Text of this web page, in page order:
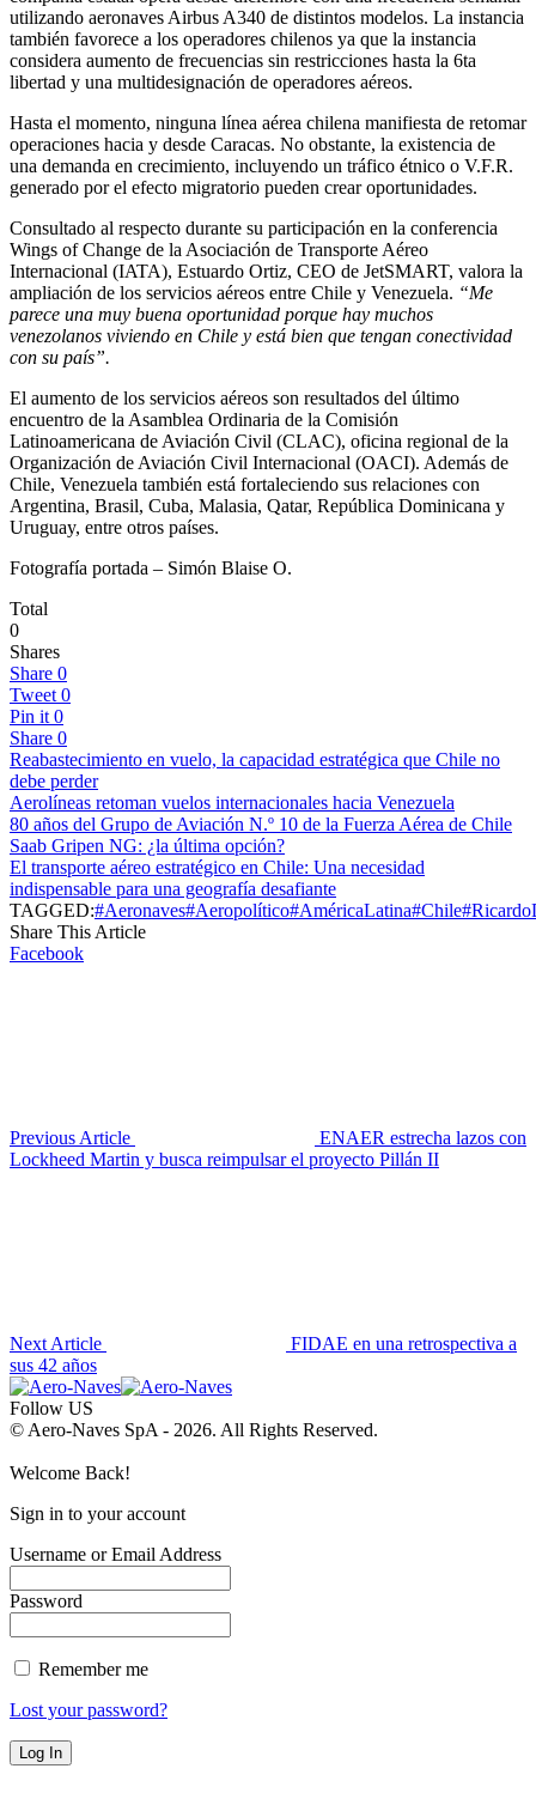
utilizando aeronaves Airbus A340 de distintos modelos. La instancia
también favorece a los operadores chilenos ya que la instancia
considera aumento de frecuencias sin restricciones hasta la 6ta
libertad y una multidesignación de operadores aéreos.
Hasta el momento, ninguna línea aérea chilena manifiesta de retomar
operaciones hacia y desde Caracas. No obstante, la existencia de
una demanda en crecimiento, incluyendo un tráfico étnico o V.F.R.
generado por el efecto migratorio pueden crear oportunidades.
Consultado al respecto durante su participación en la conferencia
Wings of Change de la Asociación de Transporte Aéreo
Internacional (IATA), Estuardo Ortiz, CEO de JetSMART, valora la
ampliación de los servicios aéreos entre Chile y Venezuela. “Me
parece una muy buena oportunidad porque hay muchos
venezolanos viviendo en Chile y está bien que tengan conectividad
con su país”.
El aumento de los servicios aéreos son resultados del último
encuentro de la Asamblea Ordinaria de la Comisión
Latinoamericana de Aviación Civil (CLAC), oficina regional de la
Organización de Aviación Civil Internacional (OACI). Además de
Chile, Venezuela también está fortaleciendo sus relaciones con
Argentina, Brasil, Cuba, Malasia, Qatar, República Dominicana y
Uruguay, entre otros países.
Fotografía portada – Simón Blaise O.
Total
0
Shares
Share 0
Tweet 0
Pin it 0
Share 0
Reabastecimiento en vuelo, la capacidad estratégica que Chile no
debe perder
Aerolíneas retoman vuelos internacionales hacia Venezuela
80 años del Grupo de Aviación N.º 10 de la Fuerza Aérea de Chile
Saab Gripen NG: ¿la última opción?
El transporte aéreo estratégico en Chile: Una necesidad
indispensable para una geografía desafiante
TAGGED:#Aeronaves#Aeropolítico#AméricaLatina#Chile
Share This Article
Facebook
Previous Article
ENAER estrecha lazos con
Lockheed Martin y busca reimpulsar el proyecto Pillán II
Next Article
FIDAE en una retrospectiva a
sus 42 años
Follow US
© Aero-Naves SpA - 2026. All Rights Reserved.
Welcome Back!
Sign in to your account
Username or Email Address
Password
Remember me
Lost your password?